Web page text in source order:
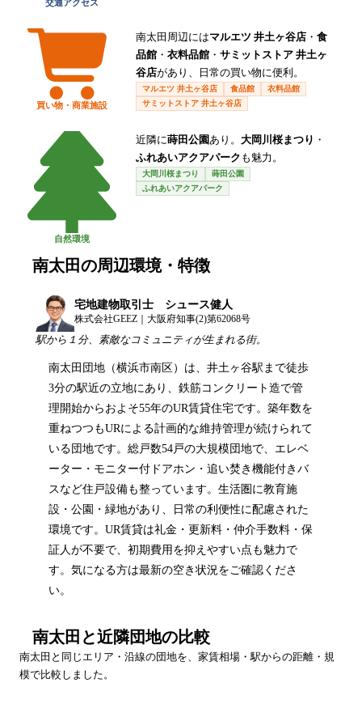
交通アクセス
買い物・商業施設
南太田周辺にはマルエツ 井土ヶ谷店 ・ 食
品館 ・ 衣料品館 ・ サミットストア 井土ヶ
谷店があり、日常の買い物に便利。
マルエツ 井土ヶ谷店 食品館
衣料品館
サミットストア 井土ヶ谷店
自然環境
近隣に蒔田公園 あり。 大岡川桜まつり ・
ふれあいアクアパーク も魅力。
大岡川桜まつり
蒔田公園
ふれあいアクアパーク
南太田の周辺環境・特徴
宅地建物取引士 シュース健人
株式会社GEEZ｜大阪府知事(2)第62068号
駅から１分、素敵なコミュニティが生まれる街。
南太田団地（横浜市南区）は、井土ヶ谷駅まで徒歩
3分の駅近の立地にあり、鉄筋コンクリート造で管
理開始からおよそ55年のUR賃貸住宅です。築年数を
重ねつつもURによる計画的な維持管理が続けられて
いる団地です。総戸数54戸の大規模団地で、エレベ
ーター・モニター付ドアホン・追い焚き機能付きバ
スなど住戸設備も整っています。生活圏に教育施
設・公園・緑地があり、日常の利便性に配慮された
環境です。UR賃貸は礼金・更新料・仲介手数料・保
証人が不要で、初期費用を抑えやすい点も魅力で
す。気になる方は最新の空き状況をご確認くださ
い。
南太田 と近隣団地の比較
南太田 と同じエリア・沿線の団地を、家賃相場・駅からの距離・規
模で比較しました。